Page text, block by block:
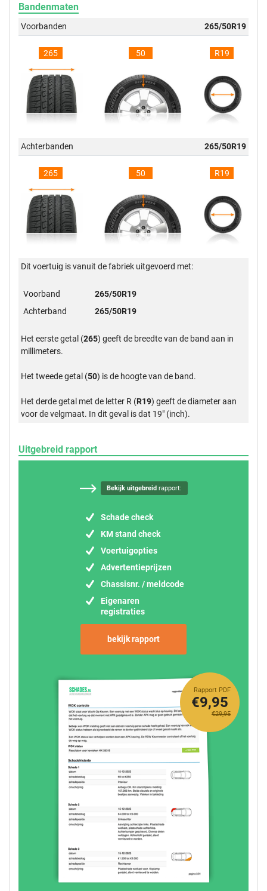
Bandenmaten
Voorbanden 265/50R19
265 50 R19
Achterbanden 265/50R19
265 50 R19
Dit voertuig is vanuit de fabriek uitgevoerd met:
Voorband
265/50R19
Achterband
265/50R19
Het eerste getal (265) geeft de breedte van de band aan in
millimeters.
Het tweede getal (50) is de hoogte van de band.
Het derde getal met de letter R (R19) geeft de diameter aan
voor de velgmaat. In dit geval is dat 19" (inch).
Uitgebreid rapport
Bekijk uitgebreid rapport:
Schade check
KM stand check
Voertuigopties
Advertentieprijzen
Chassisnr. / meldcode
Eigenaren
registraties
bekijk rapport
Rapport PDF
€29,95
€9,95